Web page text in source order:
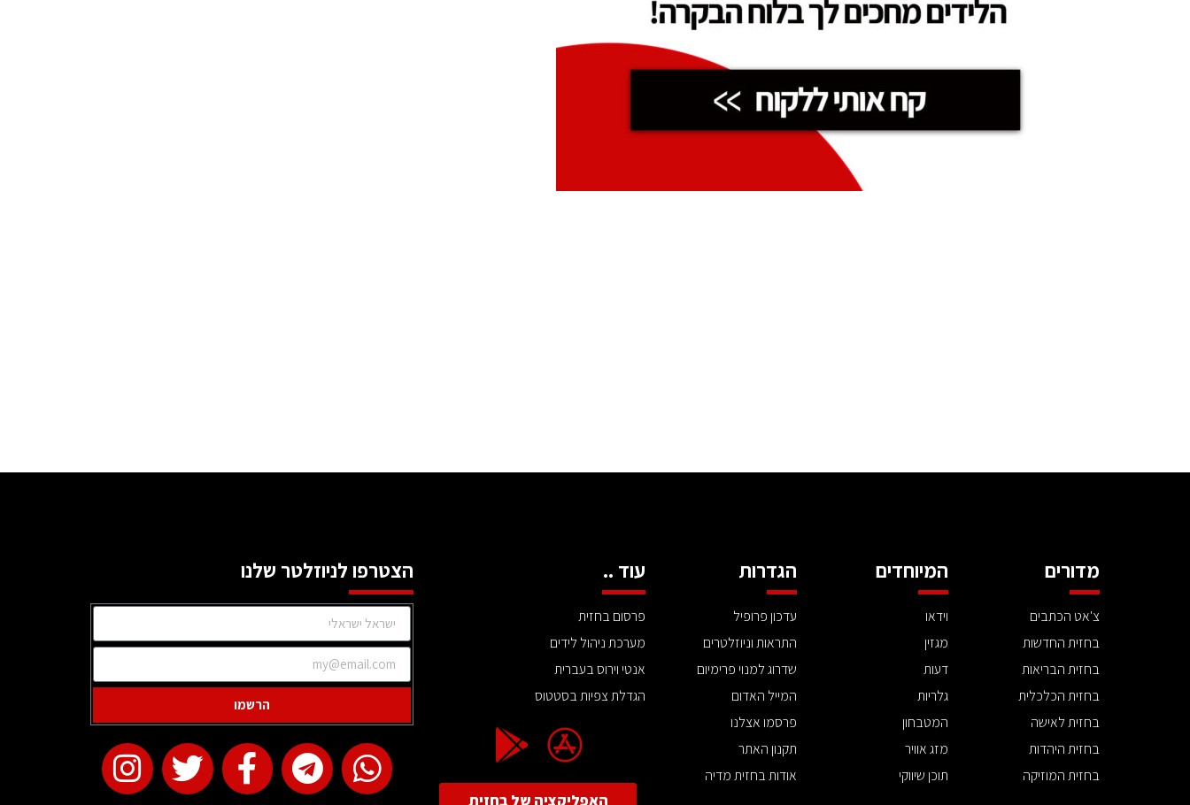
מדורים
צ'אט הכתבים
בחזית החדשות
בחזית הבריאות
בחזית הכלכלית
בחזית לאישה
בחזית היהדות
בחזית המוזיקה
המיוחדים
וידאו
מגזין
דעות
גלריות
המטבחון
מזג אוויר
תוכן שיווקי
הגדרות
עדכון פרופיל
התראות וניוזלטרים
שדרוג למנוי פרימיום
המייל האדום
פרסמו אצלנו
תקנון האתר
אודות בחזית מדיה
עוד ..
פרסום בחזית
מערכת ניהול לידים
אנטי וירוס בעברית
הגדלת צפיות בסטטוס
האפליקציה של בחזית
הצטרפו לניוזלטר שלנו
הרשמו